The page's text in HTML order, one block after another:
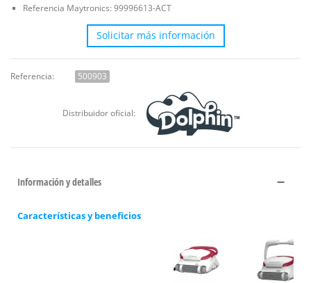
Referencia Maytronics: 99996613-ACT
Solicitar más información
Referencia: 500903
Distribuidor oficial:
Información y detalles
Características y beneficios